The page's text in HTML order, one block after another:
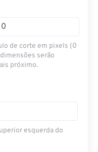
de corte em pixels (0
serão
próximo.
esquerda do